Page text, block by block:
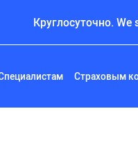
Круглосуточно. We
Страховым